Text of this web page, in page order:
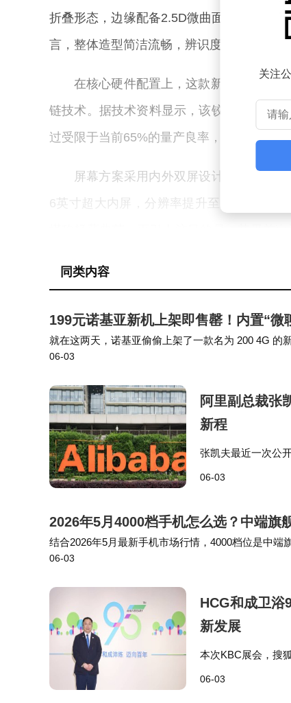
折叠形态，边缘配备2.5D微曲面玻璃，在
言，整体造型简洁流畅，辨识度极高。
在核心硬件配置上，这款新机搭载了
链技术。据技术资料显示，该铰链结构强
过受限于当前65%的量产良率，铰链工艺将
屏幕方案采用内外双屏设计，折叠状
6英寸超大内屏，分辨率提升至2713×1920
生态系统，仍可能对高端市场格局产生重
厚度等用户痛点，显示出稳健的产品策略
关注
同类内容
199元诺基亚新机上架即售罄！内置“微
就在这两天，诺基亚偷偷上架了一款名为 200 4G 的
大原因是因为这次诺基亚整了个比较骚的功能～ 诺
06-03
阿里副总裁张
新程
张凯夫最近一次公
06-03
2026年5月4000档手机怎么选？中端旗
结合2026年5月最新手机市场行情，4000档位是中
专业影像、旗舰性能、超长续航、护眼屏幕等多元
06-03
HCG和成卫浴
新发展
本次KBC展会，搜
06-03